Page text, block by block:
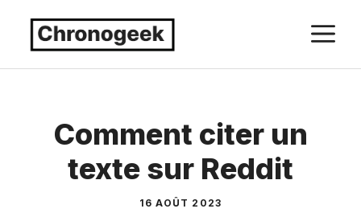
Comment citer un
texte sur Reddit
16 AOÛT 2023